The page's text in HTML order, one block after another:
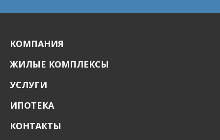
КОМПАНИЯ
ЖИЛЫЕ КОМПЛЕКСЫ
УСЛУГИ
ИПОТЕКА
КОНТАКТЫ